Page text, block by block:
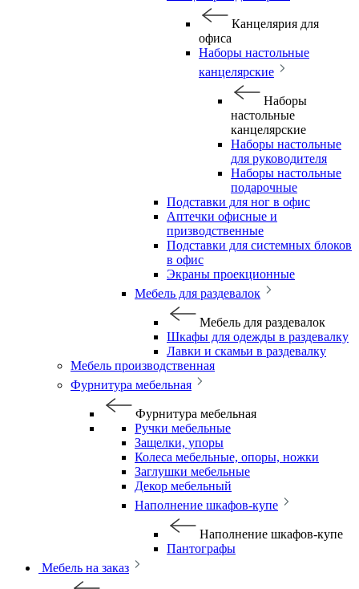
Канцелярия для
офиса
Наборы настольные
канцелярские
Наборы
настольные
канцелярские
Наборы настольные
для руководителя
Наборы настольные
подарочные
Подставки для ног в офис
Аптечки офисные и
призводственные
Подставки для системных блоков
в офис
Экраны проекционные
Мебель для раздевалок
Мебель для раздевалок
Шкафы для одежды в раздевалку
Лавки и скамьи в раздевалку
Мебель производственная
Фурнитура мебельная
Фурнитура мебельная
Ручки мебельные
Защелки, упоры
Колеса мебельные, опоры, ножки
Заглушки мебельные
Декор мебельный
Наполнение шкафов-купе
Наполнение шкафов-купе
Пантографы
Мебель на заказ